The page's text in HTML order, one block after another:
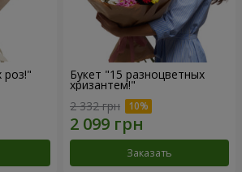
роз!" Букет "15 разноцветных
хризантем!"
2 332 грн
Заказать